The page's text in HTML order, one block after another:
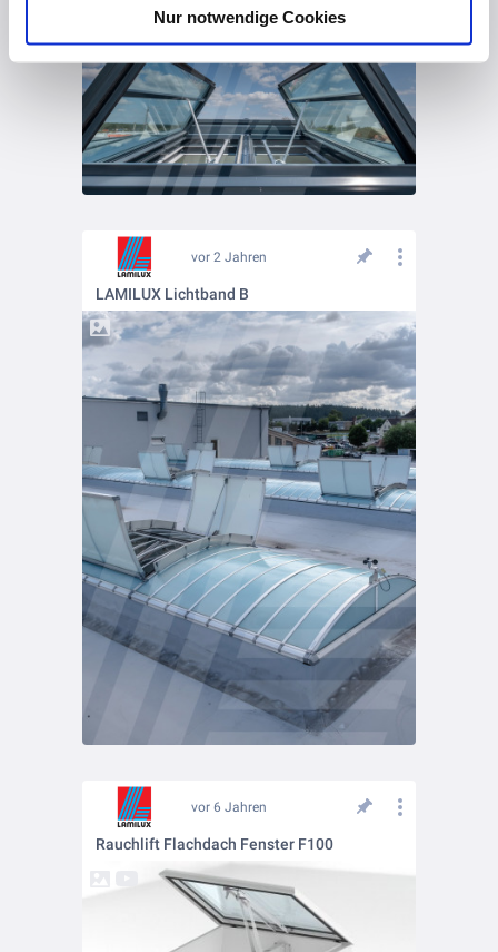
Nur notwendige Cookies
vor 2 Jahren
LAMILUX Lichtband B
vor 6 Jahren
Rauchlift Flachdach Fenster F100